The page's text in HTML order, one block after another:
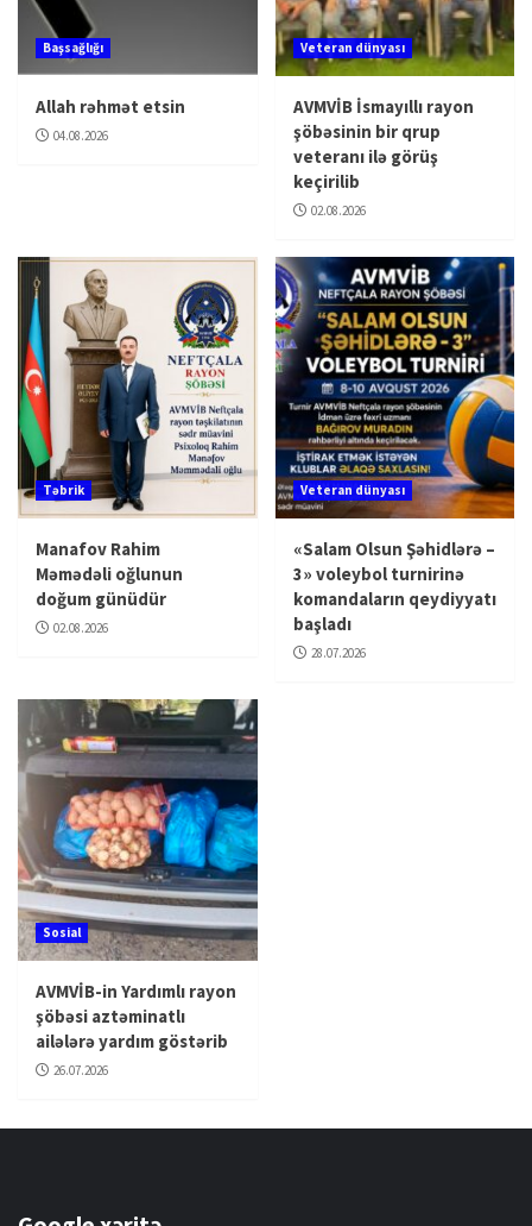
Başsağlığı
Allah rəhmət etsin
04.08.2026
Veteran dünyası
AVMVİB İsmayıllı rayon
şöbəsinin bir qrup
veteranı ilə görüş
keçirilib
02.08.2026
Təbrik
Manafov Rahim
Məmədəli oğlunun
doğum günüdür
02.08.2026
Veteran dünyası
«Salam Olsun Şəhidlərə –
3» voleybol turnirinə
komandaların qeydiyyatı
başladı
28.07.2026
Sosial
AVMVİB-in Yardımlı rayon
şöbəsi aztəminatlı
ailələrə yardım göstərib
26.07.2026